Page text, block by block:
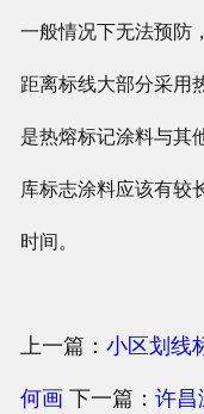
一般情况下无法预防
距离标线大部分采用
是热熔标记涂料与其
库标志涂料应该有较
时间。
上一篇： 小区划线
何画 下一篇： 许昌